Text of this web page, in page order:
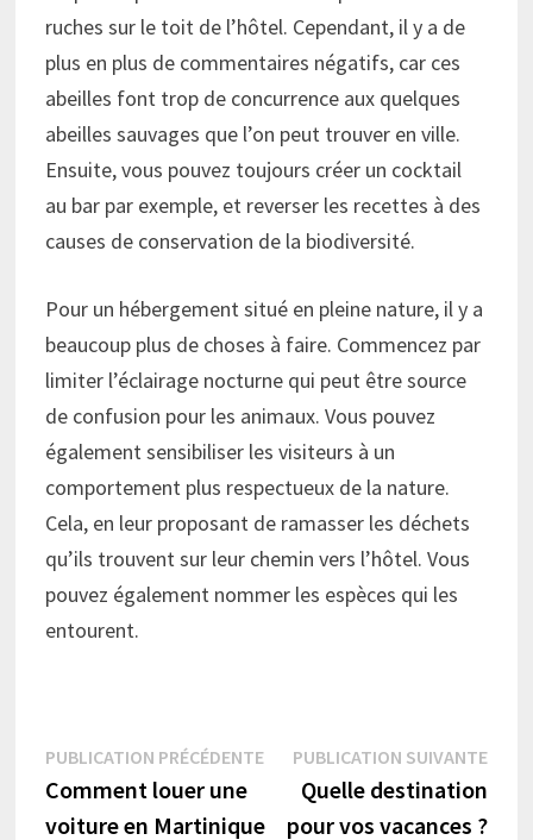
ruches sur le toit de l’hôtel. Cependant, il y a de
plus en plus de commentaires négatifs, car ces
abeilles font trop de concurrence aux quelques
abeilles sauvages que l’on peut trouver en ville.
Ensuite, vous pouvez toujours créer un cocktail
au bar par exemple, et reverser les recettes à des
causes de conservation de la biodiversité.
Pour un hébergement situé en pleine nature, il y a
beaucoup plus de choses à faire. Commencez par
limiter l’éclairage nocturne qui peut être source
de confusion pour les animaux. Vous pouvez
également sensibiliser les visiteurs à un
comportement plus respectueux de la nature.
Cela, en leur proposant de ramasser les déchets
qu’ils trouvent sur leur chemin vers l’hôtel. Vous
pouvez également nommer les espèces qui les
entourent.
Navigation
de
PUBLICATION PRÉCÉDENTEPublication
précédente :
Comment louer une
voiture en Martinique
PUBLICATION SUIVANTE
Quelle destination
pour vos vacances ?